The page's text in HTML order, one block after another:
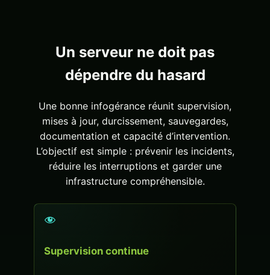
Un serveur ne doit pas
dépendre du hasard
Une bonne infogérance réunit supervision,
mises à jour, durcissement, sauvegardes,
documentation et capacité d’intervention.
L’objectif est simple : prévenir les incidents,
réduire les interruptions et garder une
infrastructure compréhensible.
Supervision continue